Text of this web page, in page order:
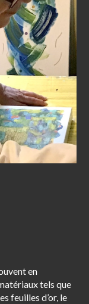
en
tels que
feuilles d’or, le